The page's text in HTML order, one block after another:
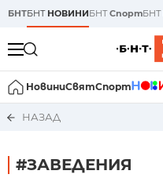
БНТБНТ НОВИНИБНТСпортБНТ
НовиниСвятСпорт
НАЗАД
#ЗАВЕДЕНИЯ